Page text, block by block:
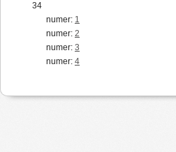
34
numer: 1
numer: 2
numer: 3
numer: 4